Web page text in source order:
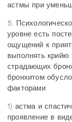
астмы при
5.
уровне есть
ощущений к
выполнять
страдающих
бронхитом
факторами:
1) астма и
проявление в